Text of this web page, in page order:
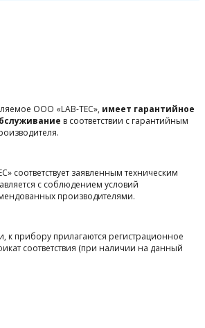
ООО «LAB-TEC», имеет гарантийное
в соответствии с гарантийным
соответствует заявленным техническим
с соблюдением условий
производителями.
к прибору прилагаются регистрационное
соответствия (при наличии на данный